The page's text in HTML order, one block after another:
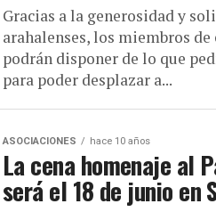
Gracias a la generosidad y
arahalenses, los miembros
podrán disponer de lo que
para poder desplazar a...
ASOCIACIONES hace 10 años
La cena homenaje al
será el 18 de junio en